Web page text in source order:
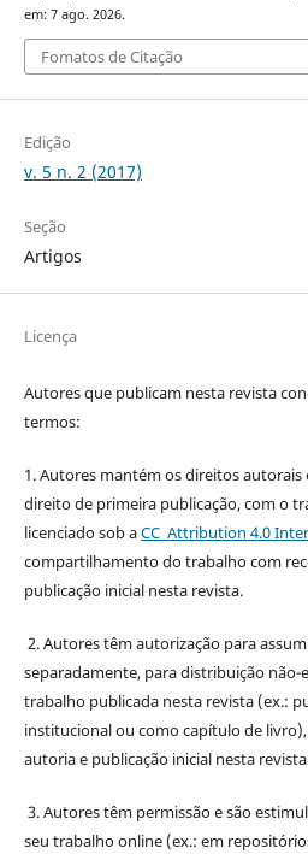
em: 7 ago. 2026.
Fomatos de Citação
Edição
v. 5 n. 2 (2017)
Seção
Artigos
Licença
Autores que publicam nesta revista
termos:
1. Autores mantém os direitos autorais
direito de primeira publicação, com o
licenciado sob aCC Attribution 4.0
compartilhamento do trabalho com
publicação inicial nesta revista.
2. Autores têm autorização para
separadamente, para distribuição não-
trabalho publicada nesta revista (ex.:
institucional ou como capítulo de
autoria e publicação inicial nesta
3. Autores têm permissão e são
seu trabalho online (ex.: em